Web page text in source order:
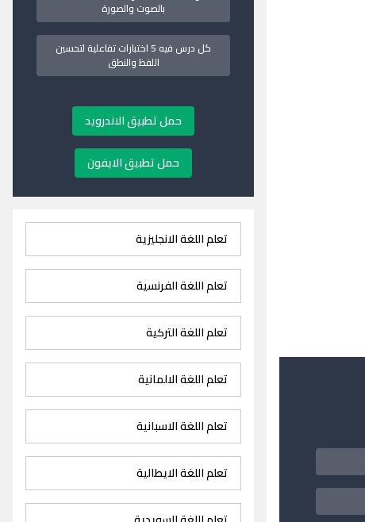
بالصوت والصورة
كل درس فيه 5 اختبارات تفاعلية لتحسين
اللفظ والنطق
حمل تطبيق الاندرويد
حمل تطبيق الايفون
تعلم اللغة الانجليزية
تعلم اللغة الفرنسية
تعلم اللغة التركية
تعلم اللغة الالمانية
تعلم اللغة الاسبانية
تعلم اللغة الايطالية